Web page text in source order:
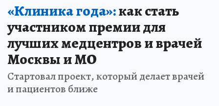
«Клиника года»:как стать
участником премии для
лучших медцентров и врачей
Москвы и МО
Стартовал проект, который делает врачей
и пациентов ближе